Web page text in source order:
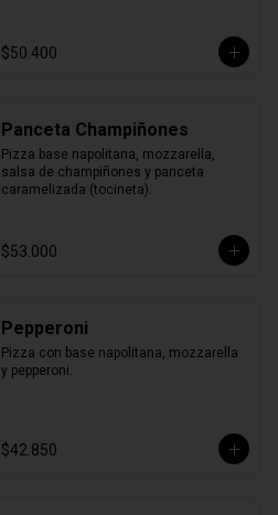
$50.400
Panceta Champiñones
Pizza base napolitana, mozzarella,
salsa de champiñones y panceta
caramelizada (tocineta).
$53.000
Pepperoni
Pizza con base napolitana, mozzarella
y pepperoni.
$42.850